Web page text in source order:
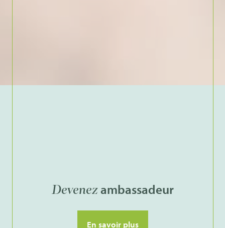
Devenez ambassadeur
En savoir plus